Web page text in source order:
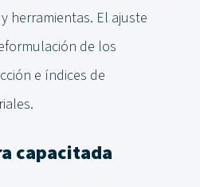
herramientas. El ajuste
de los
e índices de
capacitada